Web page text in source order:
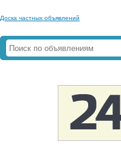
Доска частных объявлений